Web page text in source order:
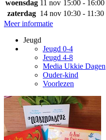
woensdag 11 nov 15:00 - 16:00
zaterdag 14 nov 10:30 - 11:30
Meer informatie
Jeugd
Jeugd 0-4
Jeugd 4-8
Media Ukkie Dagen
Ouder-kind
Voorlezen